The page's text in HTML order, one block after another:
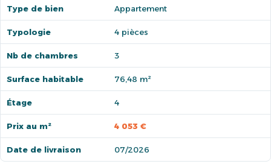
Type de bien Appartement
Typologie 4 pièces
Nb de chambres 3
Surface habitable 76,48 m²
Étage 4
Prix au m² 4 053 €
Date de livraison 07/2026